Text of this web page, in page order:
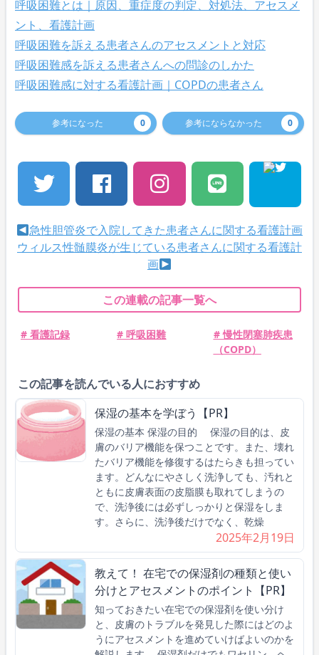
呼吸困難とは｜原因、重症度の判定、対処法、アセスメ
ント、看護計画
呼吸困難を訴える患者さんのアセスメントと対応
呼吸困難感を訴える患者さんへの問診のしかた
呼吸困難感に対する看護計画｜COPDの患者さん
参考になった 0 参考にならなかった 0
急性胆管炎で入院してきた患者さんに関する看護計画
ウィルス性髄膜炎が生じている患者さんに関する看護計
画
この連載の記事一覧へ
# 看護記録 # 呼吸困難
# 慢性閉塞肺疾患
（COPD）
この記事を読んでいる人におすすめ
保湿の基本を学ぼう【PR】
保湿の基本 保湿の目的 保湿の目的は、皮
膚のバリア機能を保つことです。また、壊れ
たバリア機能を修復するはたらきも担ってい
ます。どんなにやさしく洗浄しても、汚れと
ともに皮膚表面の皮脂膜も取れてしまうの
で、洗浄後には必ずしっかりと保湿をしま
す。さらに、洗浄後だけでなく、乾燥
2025年2月19日
教えて！ 在宅での保湿剤の種類と使い
分けとアセスメントのポイント【PR】
知っておきたい在宅での保湿剤を使い分け
と、皮膚のトラブルを発見した際にはどのよ
うにアセスメントを進めていけばよいのかを